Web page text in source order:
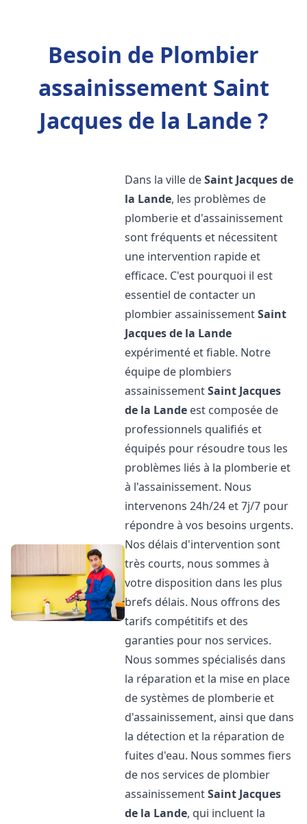
Besoin de Plombier
assainissement Saint
Jacques de la Lande ?
Dans la ville deSaint Jacques de
la Lande, les problèmes de
plomberie et d'assainissement
sont fréquents et nécessitent
une intervention rapide et
efficace. C'est pourquoi il est
essentiel de contacter un
plombier assainissementSaint
Jacques de la Lande
expérimenté et fiable. Notre
équipe de plombiers
assainissementSaint Jacques
de la Lande est composée de
professionnels qualifiés et
équipés pour résoudre tous les
problèmes liés à la plomberie et
à l'assainissement. Nous
intervenons 24h/24 et 7j/7 pour
répondre à vos besoins urgents.
Nos délais d'intervention sont
très courts, nous sommes à
votre disposition dans les plus
brefs délais. Nous offrons des
tarifs compétitifs et des
garanties pour nos services.
Nous sommes spécialisés dans
la réparation et la mise en place
de systèmes de plomberie et
d'assainissement, ainsi que dans
la détection et la réparation de
fuites d'eau. Nous sommes fiers
de nos services de plombier
assainissementSaint Jacques
de la Lande, qui incluent la